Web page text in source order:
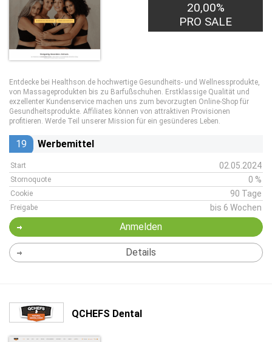
20,00%
PRO SALE
Entdecke bei Healthson.de hochwertige Gesundheits- und Wellnessprodukte,
von Massageprodukten bis zu Barfußschuhen. Erstklassige Qualität und
exzellenter Kundenservice machen uns zum bevorzugten Online-Shop für
Gesundheitsprodukte. Affiliates können von attraktiven Provisionen
profitieren. Werde Teil unserer Mission für ein gesünderes Leben.
19 Werbemittel
Start 02.05.2024
Stornoquote 0 %
Cookie 90 Tage
Freigabe bis 6 Wochen
Anmelden
Details
QCHEFS Dental